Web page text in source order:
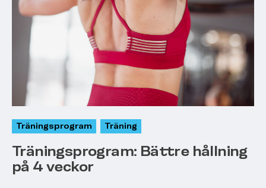
Träningsprogram Träning
Träningsprogram: Bättre hållning
på 4 veckor